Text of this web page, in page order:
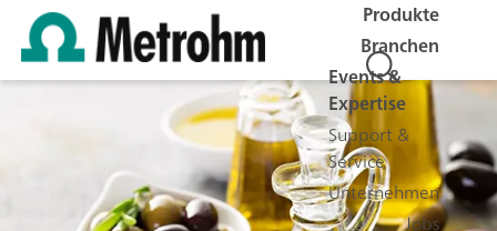
Produkte
Branchen
Events &
Expertise
Support &
Service
Unternehmen
Jobs